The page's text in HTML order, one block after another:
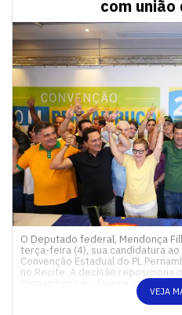
com
O Deputado federal, Mendonça
terça-feira (4), sua candidatura
Convenção Estadual do PL
no Recife. A decisão reposiciona
Pernambuco e oferece ao eleitor
ao PT e à esquerda e é encarada
VEJA